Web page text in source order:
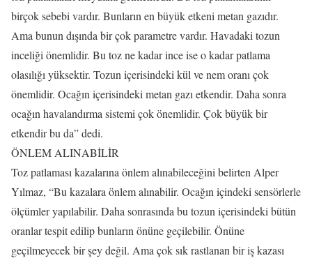
birçok sebebi vardır. Bunların en büyük etkeni metan gazıdır.
Ama bunun dışında bir çok parametre vardır. Havadaki tozun
inceliği önemlidir. Bu toz ne kadar ince ise o kadar patlama
olasılığı yüksektir. Tozun içerisindeki kül ve nem oranı çok
önemlidir. Ocağın içerisindeki metan gazı etkendir. Daha sonra
ocağın havalandırma sistemi çok önemlidir. Çok büyük bir
etkendir bu da” dedi.
ÖNLEM ALINABİLİR
Toz patlaması kazalarına önlem alınabileceğini belirten Alper
Yılmaz, “Bu kazalara önlem alınabilir. Ocağın içindeki sensörlerle
ölçümler yapılabilir. Daha sonrasında bu tozun içerisindeki bütün
oranlar tespit edilip bunların önüne geçilebilir. Önüne
geçilmeyecek bir şey değil. Ama çok sık rastlanan bir iş kazası